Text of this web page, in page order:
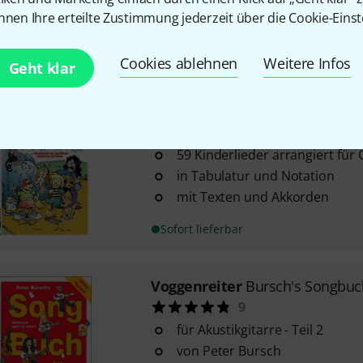
Ihre erteilte Zustimmung jederzeit über die Cookie-
Geht klar Cookies ablehnen Weitere Infos
in Tabulatur
Sofort lieferbar
59 Kinderlieder arrangiert für
in Tabulatur und Notation
mit Texten und Akkorden
Sofort lieferbar
Voggenreiter Bursch's
9
für Akustikgitarre - Teil 2
von Peter Bursch